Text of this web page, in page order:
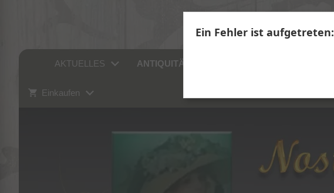
AKTUELLES ANTIQUITÄTEN
Einkaufen
Ein Fehler ist aufgetreten: